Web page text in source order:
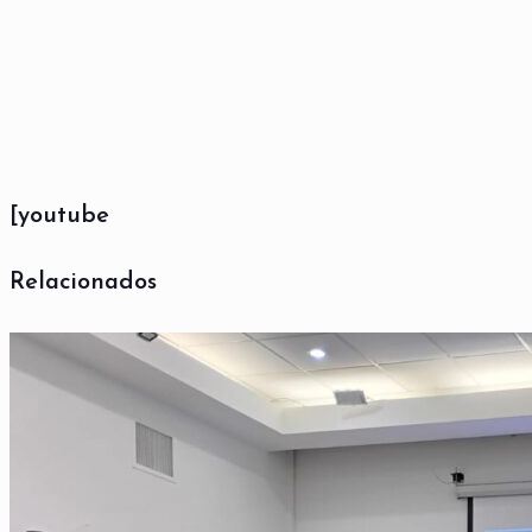
[youtube
Relacionados